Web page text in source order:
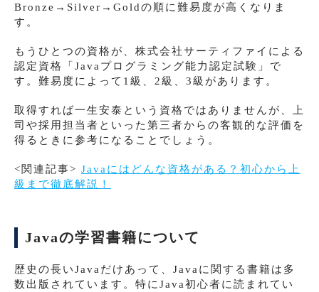
Bronze→Silver→Goldの順に難易度が高くなりま
す。
もうひとつの資格が、株式会社サーティファイによる
認定資格「Javaプログラミング能力認定試験」で
す。難易度によって1級、2級、3級があります。
取得すれば一生安泰という資格ではありませんが、上
司や採用担当者といった第三者からの客観的な評価を
得るときに参考になることでしょう。
<関連記事> Javaにはどんな資格がある？初心から上
級まで徹底解説！
Javaの学習書籍について
歴史の長いJavaだけあって、Javaに関する書籍は多
数出版されています。特にJava初心者に読まれてい